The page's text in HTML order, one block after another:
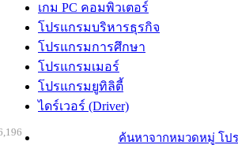
เกม PC คอมพิวเตอร์
โปรแกรมบริหารธุรกิจ
โปรแกรมการศึกษา
โปรแกรมเมอร์
โปรแกรมยูทิลิตี้
ไดร์เวอร์ (Driver)
ค้นหาจากหมวดหมู่ โป